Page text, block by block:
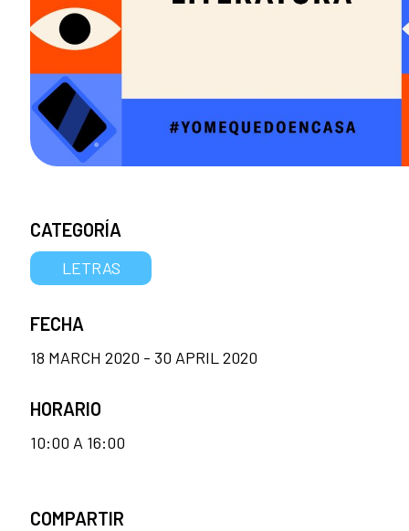
CATEGORÍA
LETRAS
FECHA
18 MARCH 2020 - 30 APRIL 2020
HORARIO
10:00 A 16:00
COMPARTIR